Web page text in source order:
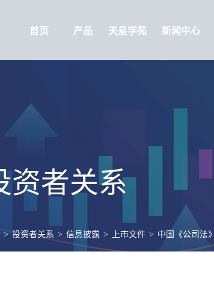
首页 产品 天星学苑 新闻中心
资者关系
> 投资者关系 > 信息披露 > 上市文件 > 中国《公司法